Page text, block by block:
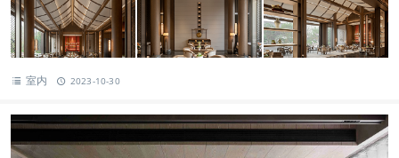
室内 2023-10-30